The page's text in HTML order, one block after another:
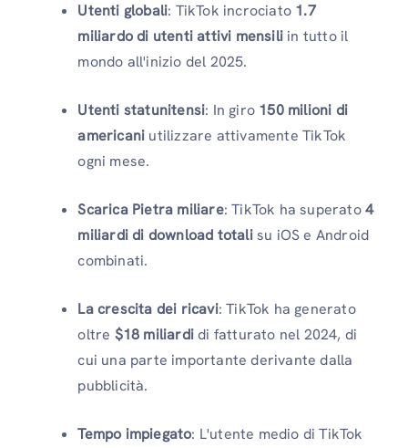
Utenti globali: TikTok incrociato 1.7
miliardo di utenti attivi mensili in tutto il
mondo all'inizio del 2025.
Utenti statunitensi: In giro 150 milioni di
americani utilizzare attivamente TikTok
ogni mese.
Scarica Pietra miliare: TikTok ha superato4
miliardi di download totalisu iOS e Android
combinati.
La crescita dei ricavi: TikTok ha generato
oltre $18 miliardidi fatturato nel 2024, di
cui una parte importante derivante dalla
pubblicità.
Tempo impiegato: L'utente medio di TikTok